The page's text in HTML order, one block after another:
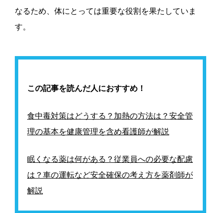
なるため、体にとっては重要な役割を果たしていま
す。
この記事を読んだ人におすすめ！
食中毒対策はどうする？加熱の方法は？安全管
理の基本を健康管理を含め看護師が解説
眠くなる薬は何がある？従業員への必要な配慮
は？車の運転など安全確保の考え方を薬剤師が
解説